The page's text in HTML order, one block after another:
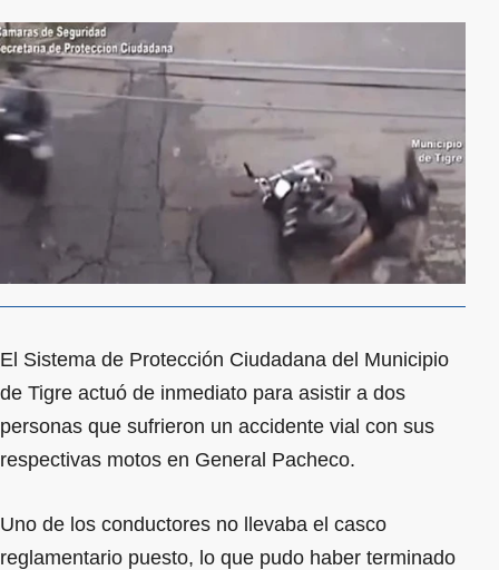
El Sistema de Protección Ciudadana del Municipio
de Tigre actuó de inmediato para asistir a dos
personas que sufrieron un accidente vial con sus
respectivas motos en General Pacheco.
Uno de los conductores no llevaba el casco
reglamentario puesto, lo que pudo haber terminado